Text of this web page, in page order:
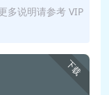
多说明请参考 VIP
下载